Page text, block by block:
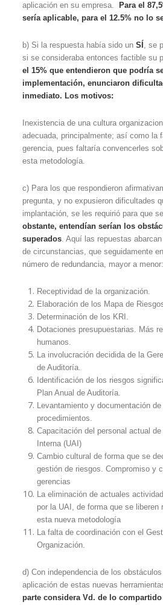
aplicación en su empresa.
Para el
sería aplicable, para el 12.5% no lo
b) Si la respuesta había sido un SÍ , se
si se consideraba entonces factible su
el 15% que entendieron que podría
implementación, enunciaron
inmediato. Los motivos:
Inexistencia de una cultura
adecuada, principalmente; así como la
gerencia, pues faltaría convencerles
esta metodología.
c) Para los que respondieron
pregunta, y no expusieron dificultades
implantación, se les requirió para que
obstante, entendían serían los
superados. Aquí las repuestas
de circunstancias, que seguidamente
número de redundancia, mayor a menor:
Receptividad de la organización.
Elaboración de los Mapa de
Determinación de los KRI.
Dotaciones presupuestarias. Más
humanos.
La involucración decidida de la
de Auditoría.
Identificación de los riesgos
Plan Anual de Auditoría.
Levantamiento y documentación
procedimientos.
Capacitación del personal actual
Interna (UAI)
Cambio cultural de forma que se
gestión de riesgos. Compromiso y
gerencias
La eliminación de actuales
por la UAI, de forma que se liberen
esta nueva metodología
La falta de coordinación con el
Organización.
d) Con independencia de los
aplicación de estas nuevas
parte considera Vd. de lo